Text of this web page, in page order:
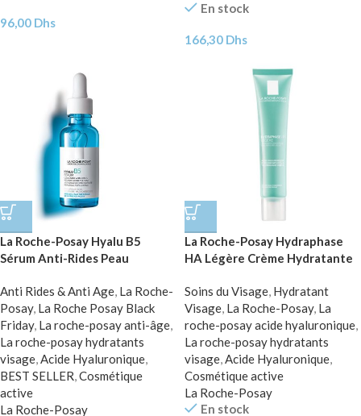
96,00 Dhs
En stock
166,30 Dhs
La Roche-Posay Hyalu B5
Sérum Anti-Rides Peau
Anti Rides & Anti Age, La Roche-
Posay, La Roche Posay Black
Friday, La roche-posay anti-âge,
La roche-posay hydratants
visage,Acide Hyaluronique,
BEST SELLER,Cosmétique
active
La Roche-Posay
La Roche-Posay Hydraphase
HA Légère Crème Hydratante
Soins du Visage, Hydratant
Visage, La Roche-Posay, La
roche-posay acide hyaluronique,
La roche-posay hydratants
visage,Acide Hyaluronique,
Cosmétique active
La Roche-Posay
En stock